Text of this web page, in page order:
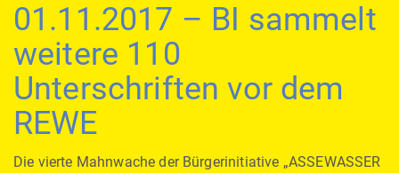
01.11.2017 – BI sammelt
weitere 110
Unterschriften vor dem
REWE
Die vierte Mahnwache der Bürgerinitiative „ASSEWASSER